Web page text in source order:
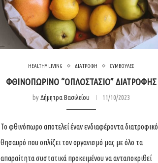
HEALTHY LIVING ΔΙΑΤΡΟΦΗ ΣΥΜΒΟΥΛΕΣ
ΦΘΙΝΟΠΩΡΙΝΟ “ΟΠΛΟΣΤΑΣΙΟ” ΔΙΑΤΡΟΦΗΣ
byΔήμητρα Βασιλείου 11/10/2023
Το φθινόπωρο αποτελεί έναν ενδιαφέροντα διατροφικό
θησαυρό που οπλίζει τον οργανισμό μας με όλο τα
απαραίτητα συστατικά προκειμένου να ανταποκριθεί